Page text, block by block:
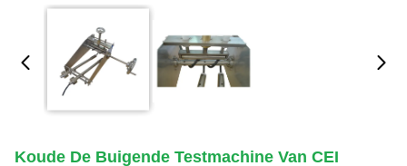
Koude De Buigende Testmachine Van CEI